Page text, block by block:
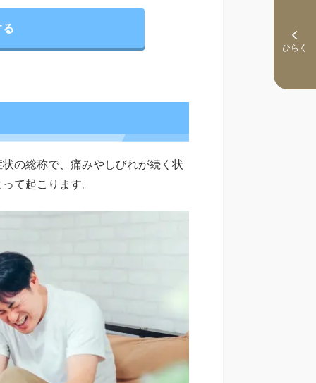
の総称で、痛みやしびれが続く状
て起こります。